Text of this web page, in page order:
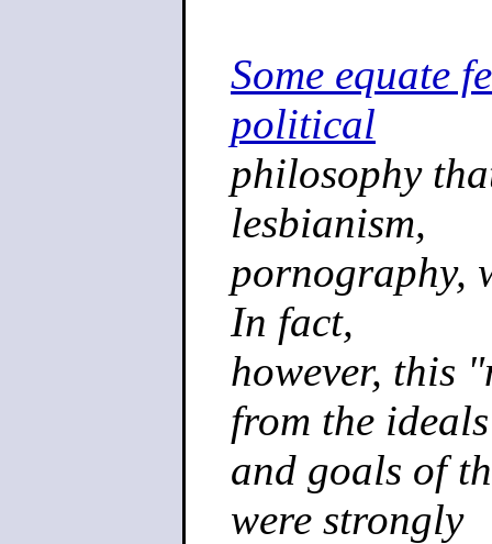
Some equate
political
philosophy
lesbianism,
pornography,
In fact,
however, this
from the ideals
and goals of
were strongly